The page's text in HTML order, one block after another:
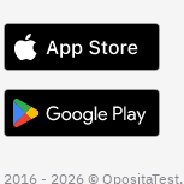
2016 - 2026 © OpositaTest.